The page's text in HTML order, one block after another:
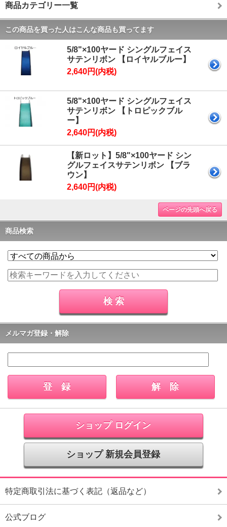
商品カテゴリー一覧
この商品を買った人はこんな商品も買ってます
5/8"×100ヤード シングルフェイス
サテンリボン 【ロイヤルブルー】
2,640円(内税)
5/8"×100ヤード シングルフェイス
サテンリボン 【トロピックブル
ー】
2,640円(内税)
【新ロット】5/8"×100ヤード シン
グルフェイスサテンリボン 【ブラ
ウン】
2,640円(内税)
ページの先頭へ戻る
商品検索
メルマガ登録・解除
ショップ ログイン
ショップ 新規会員登録
特定商取引法に基づく表記（返品など）
公式ブログ